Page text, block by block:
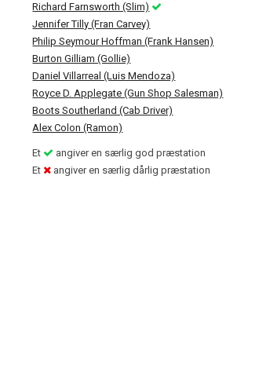
Richard Farnsworth (Slim)
Jennifer Tilly (Fran Carvey)
Philip Seymour Hoffman (Frank Hansen)
Burton Gilliam (Gollie)
Daniel Villarreal (Luis Mendoza)
Royce D. Applegate (Gun Shop Salesman)
Boots Southerland (Cab Driver)
Alex Colon (Ramon)
Et
angiver en særlig god præstation
Et
angiver en særlig dårlig præstation